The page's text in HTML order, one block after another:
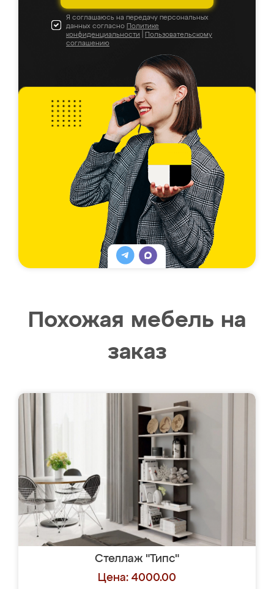
Я соглашаюсь на передачу персональных
данных согласно Политике
конфиденциальности
Пользовательскому
соглашению
Похожая мебель на
заказ
Стеллаж "Типс"
Цена: 4000.00